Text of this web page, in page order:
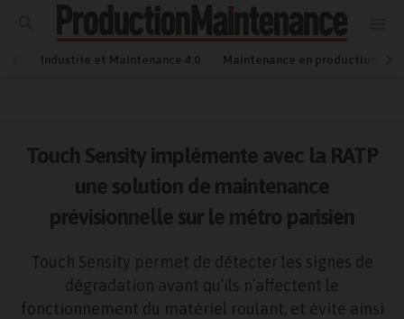
Industrie et Maintenance 4.0 Maintenance en production
Touch Sensity implémente avec la RATP
une solution de maintenance
prévisionnelle sur le métro parisien
Touch Sensity permet de détecter les signes de
dégradation avant qu’ils n’affectent le
fonctionnement du matériel roulant, et évite ainsi